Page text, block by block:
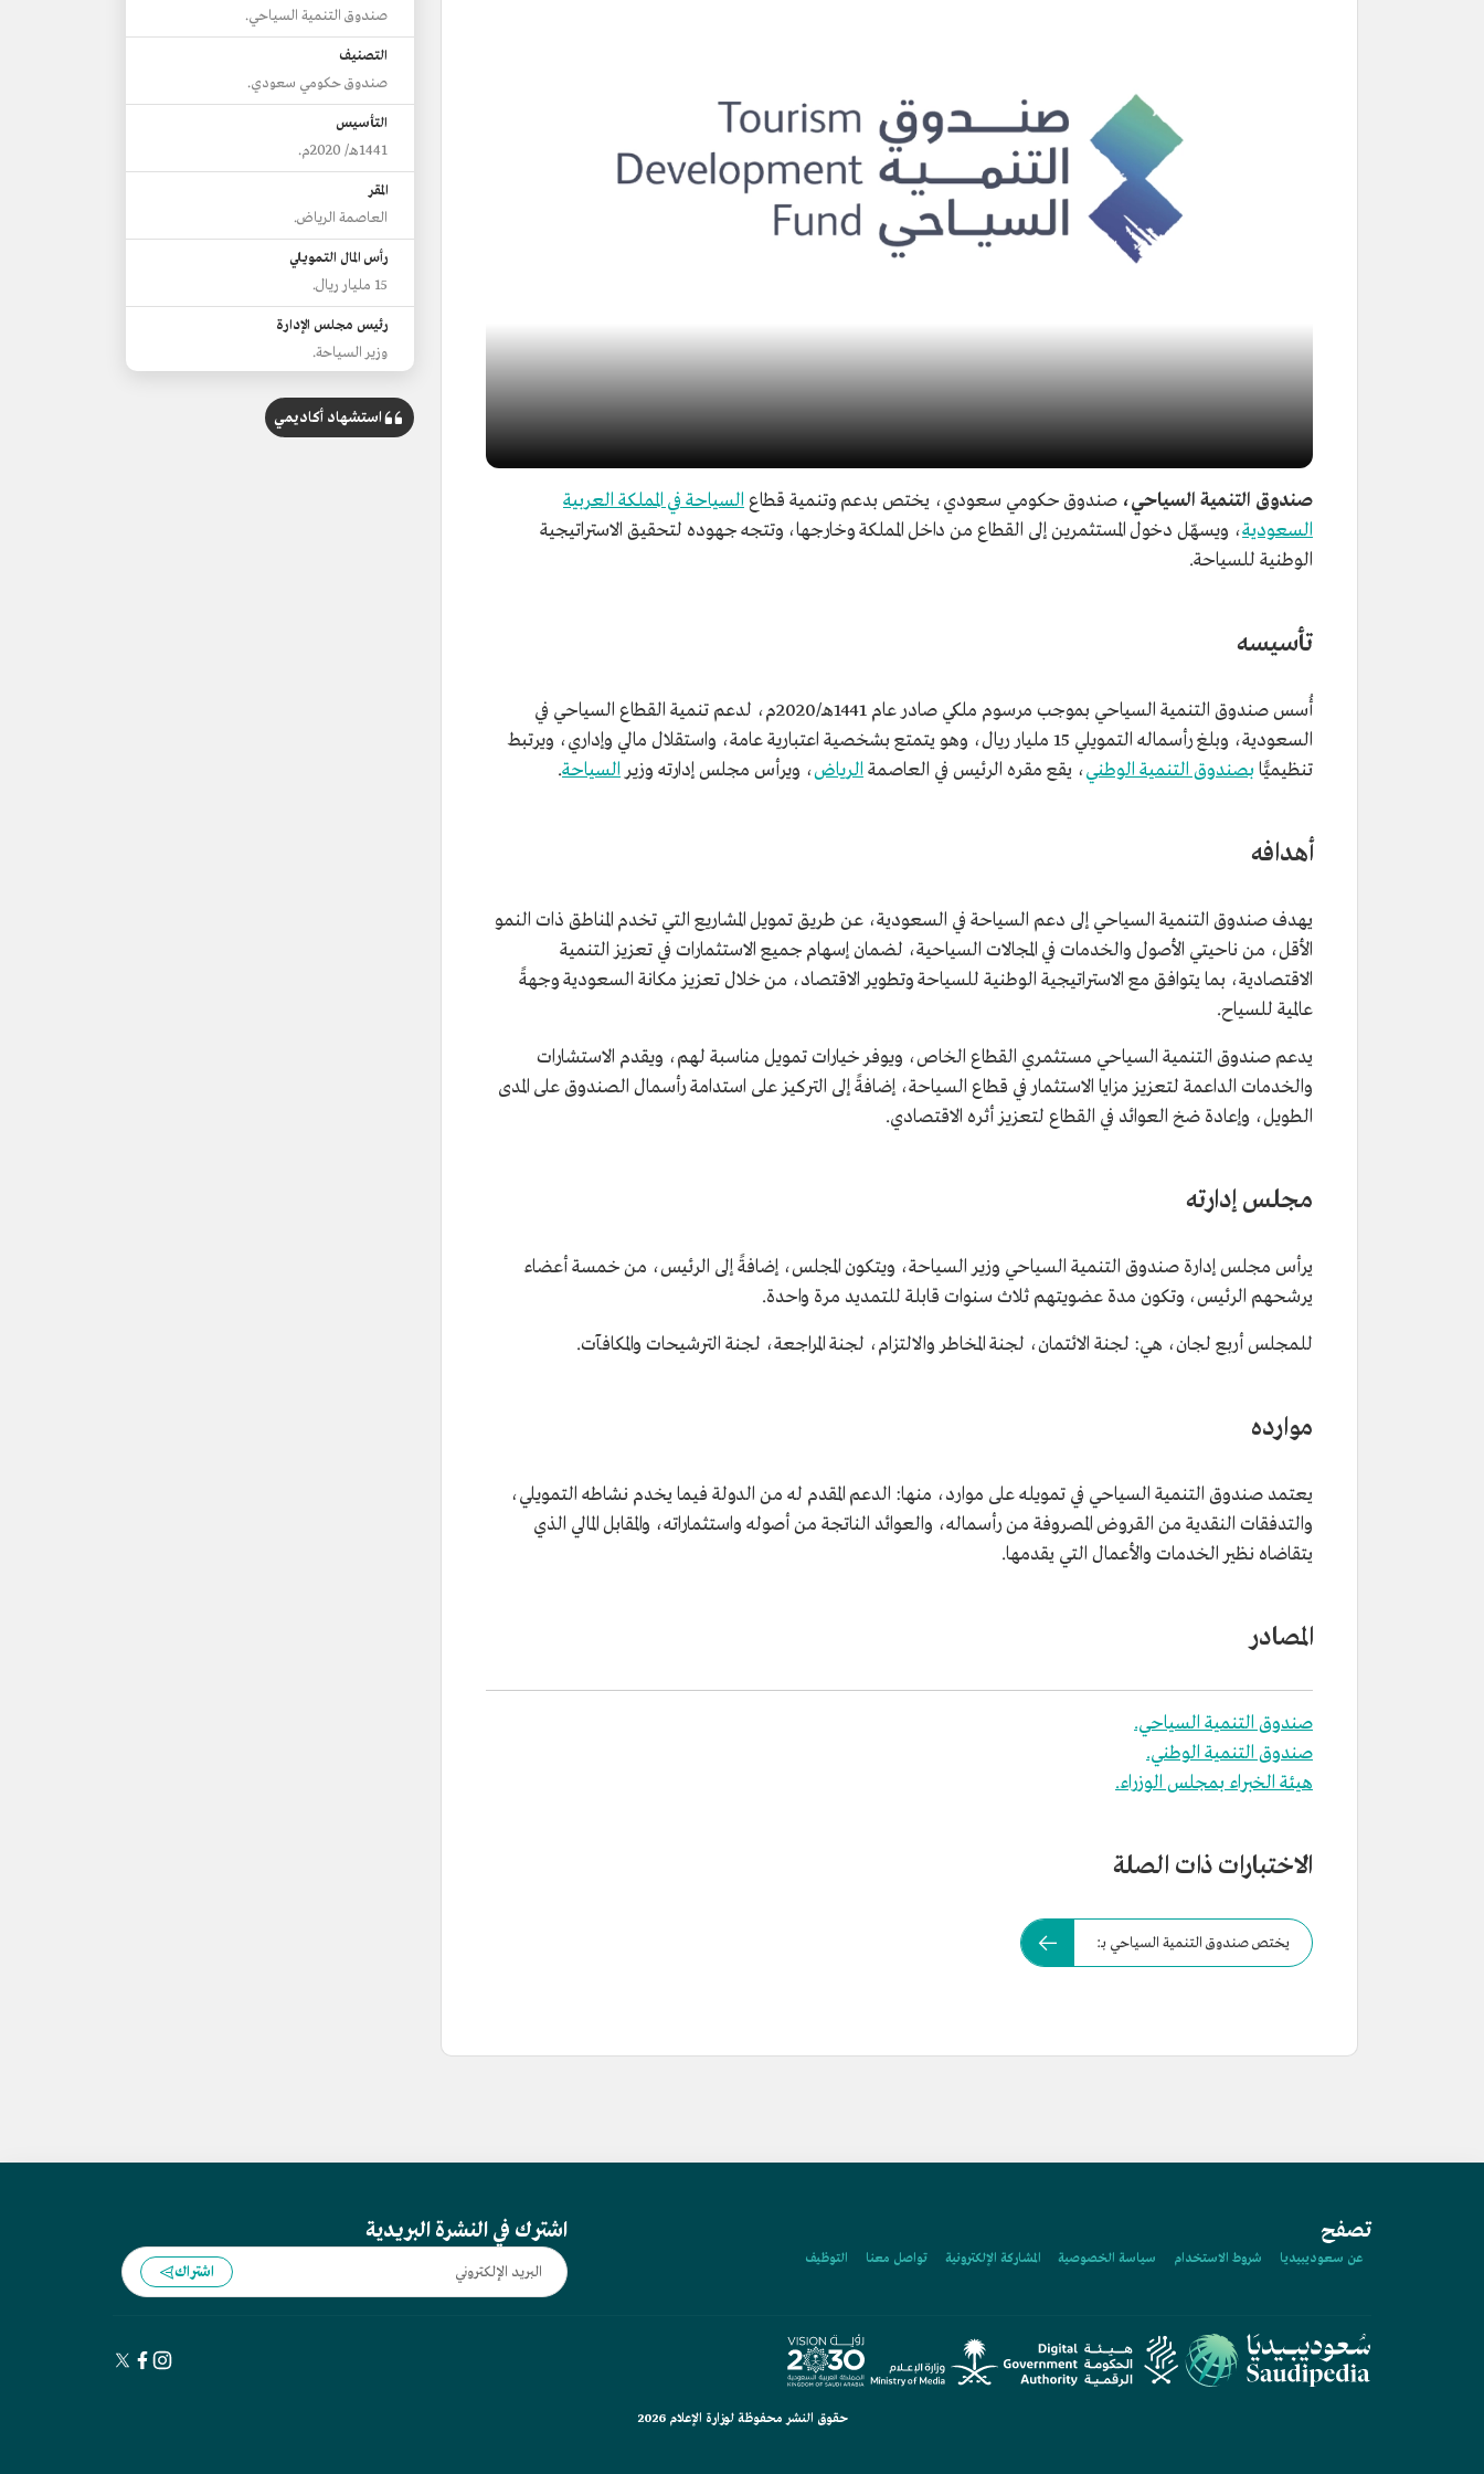
صندوق التنمية السياحي، صندوق حكومي سعودي، يختص بدعم وتنمية قطاع السياحة في المملكة العربية
السعودية، ويسهّل دخول المستثمرين إلى القطاع من داخل المملكة وخارجها، وتتجه جهوده لتحقيق الاستراتيجية
الوطنية للسياحة.
تأسيسه
أُسس صندوق التنمية السياحي بموجب مرسوم ملكي صادر عام 1441هـ/2020م، لدعم تنمية القطاع السياحي في
السعودية، وبلغ رأسماله التمويلي 15 مليار ريال، وهو يتمتع بشخصية اعتبارية عامة، واستقلال مالي وإداري، ويرتبط
تنظيميًّا بصندوق التنمية الوطني، يقع مقره الرئيس في العاصمة الرياض، ويرأس مجلس إدارته وزير السياحة.
أهدافه
يهدف صندوق التنمية السياحي إلى دعم السياحة في السعودية، عن طريق تمويل المشاريع التي تخدم المناطق ذات النمو
الأقل، من ناحيتي الأصول والخدمات في المجالات السياحية، لضمان إسهام جميع الاستثمارات في تعزيز التنمية
الاقتصادية، بما يتوافق مع الاستراتيجية الوطنية للسياحة وتطوير الاقتصاد، من خلال تعزيز مكانة السعودية وجهةً
عالمية للسياح.
يدعم صندوق التنمية السياحي مستثمري القطاع الخاص، ويوفر خيارات تمويل مناسبة لهم، ويقدم الاستشارات
والخدمات الداعمة لتعزيز مزايا الاستثمار في قطاع السياحة، إضافةً إلى التركيز على استدامة رأسمال الصندوق على المدى
الطويل، وإعادة ضخ العوائد في القطاع لتعزيز أثره الاقتصادي.
مجلس إدارته
يرأس مجلس إدارة صندوق التنمية السياحي وزير السياحة، ويتكون المجلس، إضافةً إلى الرئيس، من خمسة أعضاء
يرشحهم الرئيس، وتكون مدة عضويتهم ثلاث سنوات قابلة للتمديد مرة واحدة.
للمجلس أربع لجان، هي: لجنة الائتمان، لجنة المخاطر والالتزام، لجنة المراجعة، لجنة الترشيحات والمكافآت.
موارده
يعتمد صندوق التنمية السياحي في تمويله على موارد، منها: الدعم المقدم له من الدولة فيما يخدم نشاطه التمويلي،
والتدفقات النقدية من القروض المصروفة من رأسماله، والعوائد الناتجة من أصوله واستثماراته، والمقابل المالي الذي
يتقاضاه نظير الخدمات والأعمال التي يقدمها.
المصادر
صندوق التنمية السياحي.
صندوق التنمية الوطني.
هيئة الخبراء بمجلس الوزراء.
الاختبارات ذات الصلة
يختص صندوق التنمية السياحي بـ:
صندوق التنمية السياحي.
التصنيف
صندوق حكومي سعودي.
التأسيس
1441هـ/ 2020م.
المقر
العاصمة الرياض.
رأس المال التمويلي
15 مليار ريال.
رئيس مجلس الإدارة
وزير السياحة.
استشهاد أكاديمي
تصفح
عن سعوديبيديا شروط الاستخدام سياسة الخصوصية المشاركة الإلكترونية تواصل معنا التوظيف
اشترك في النشرة البريدية
اشتراك
حقوق النشر محفوظة لوزارة الإعلام 2026